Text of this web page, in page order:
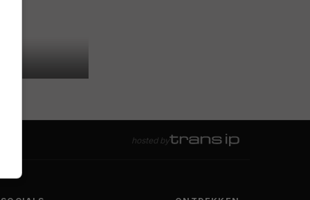
hosted by